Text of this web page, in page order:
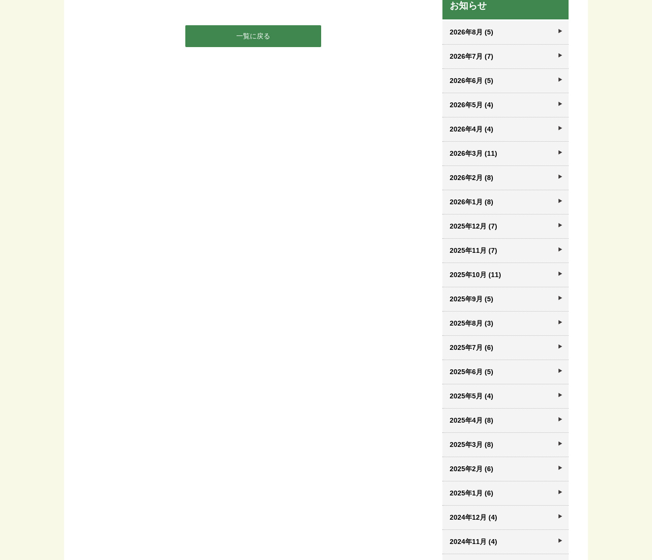
一覧に戻る
お知らせ
2026年8月 (5)
2026年7月 (7)
2026年6月 (5)
2026年5月 (4)
2026年4月 (4)
2026年3月 (11)
2026年2月 (8)
2026年1月 (8)
2025年12月 (7)
2025年11月 (7)
2025年10月 (11)
2025年9月 (5)
2025年8月 (3)
2025年7月 (6)
2025年6月 (5)
2025年5月 (4)
2025年4月 (8)
2025年3月 (8)
2025年2月 (6)
2025年1月 (6)
2024年12月 (4)
2024年11月 (4)